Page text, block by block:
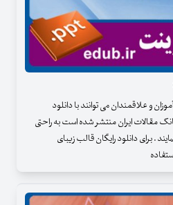
و علاقمندان می توانند با دانلود
مقالات ایران منتشر شده است به راحتی
. برای دانلود رایگان قالب زیبای